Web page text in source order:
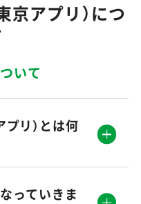
京アプリ）につ
いて
リ）とは何
っていきま